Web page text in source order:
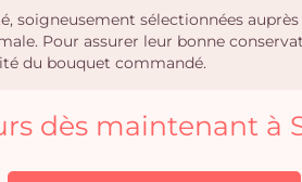
soigneusement sélectionnées
Pour assurer leur bonne
du bouquet commandé.
dès maintenant à